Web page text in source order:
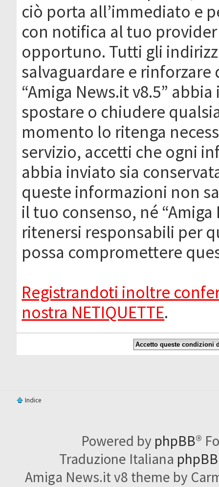
ciò porta all’immediato e
con notifica al tuo
opportuno. Tutti gli
salvaguardare e
“Amiga News.it v8.5”
spostare o chiudere
momento lo ritenga
servizio, accetti che ogni
abbia inviato sia
queste informazioni non
il tuo consenso, né
ritenersi responsabili per
possa compromettere
Registrandoti inoltre
nostra NETIQUETTE.
Indice
Powered by phpBB®
Traduzione Italiana
Amiga News.it v8 theme by